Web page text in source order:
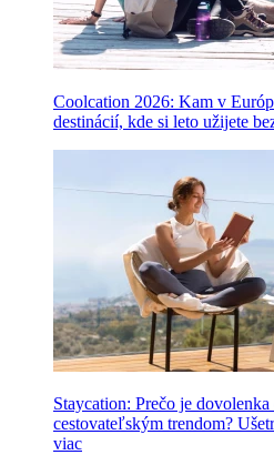
Coolcation 2026: Kam v
destinácií, kde si leto užijete
Staycation: Prečo je
cestovateľským trendom?
viac